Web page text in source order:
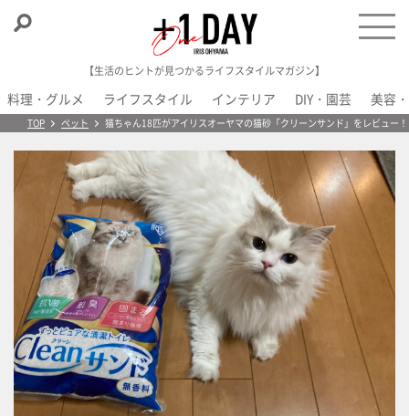
【生活のヒントが見つかるライフスタイルマガジン】
料理・グルメ ライフスタイル インテリア DIY・園芸 美容
TOP＋1 Day
ペット 猫ちゃん18匹がアイリスオーヤマの猫砂「クリーンサンド」をレビュー！